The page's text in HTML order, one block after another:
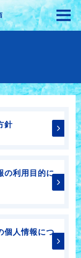
針
の利用目的に
個人情報につ